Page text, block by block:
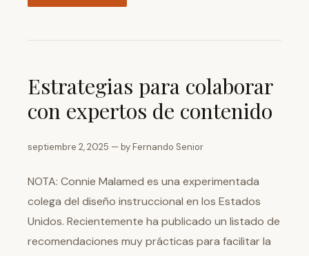
Estrategias para colaborar
con expertos de contenido
septiembre 2, 2025 — by Fernando Senior
NOTA: Connie Malamed es una experimentada
colega del diseño instruccional en los Estados
Unidos. Recientemente ha publicado un listado de
recomendaciones muy prácticas para facilitar la